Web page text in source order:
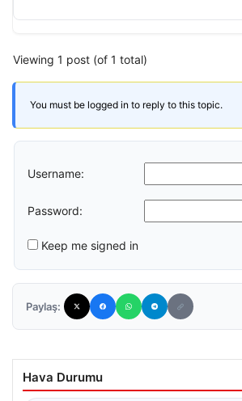
Viewing 1 post (of 1 total)
You must be logged in to reply to this topic.
Username:
Password:
Keep me signed in
Paylaş:
Hava Durumu